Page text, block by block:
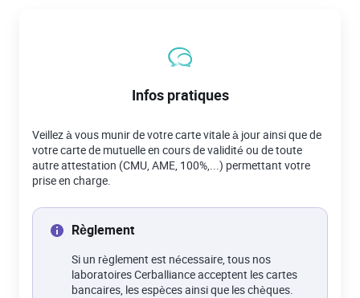
Infos pratiques
Veillez à vous munir de votre carte vitale à jour ainsi que de
votre carte de mutuelle en cours de validité ou de toute
autre attestation (CMU, AME, 100%,...) permettant votre
prise en charge.
Règlement
Si un règlement est nécessaire, tous nos
laboratoires Cerballiance acceptent les cartes
bancaires, les espèces ainsi que les chèques.